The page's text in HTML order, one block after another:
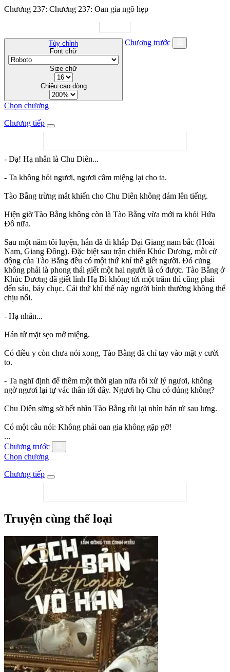
Chương 237: Chương 237: Oan gia ngõ hẹp
Tùy chỉnh
Font chữ
Size chữ
Chiều cao dòng
Chương trước
Chọn chương
Chương tiếp
- Dạ! Hạ nhân là Chu Diên...
- Ta không hỏi ngươi, ngươi câm miệng lại cho ta.
Tào Bằng trừng mắt khiến cho Chu Diên không dám lên tiếng.
Hiện giờ Tào Bằng không còn là Tào Bằng vừa mới ra khỏi Hứa
Đô nữa.
Sau một năm tôi luyện, hắn đã đi khắp Đại Giang nam bắc (Hoài
Nam, Giang Đông). Đặc biệt sau trận chiến Khúc Dương, mỗi cử
động của Tào Bằng đều có một thứ khí thế giết người. Đó cũng
không phải là phong thái giết một hai người là có được. Tào Bằng ở
Khúc Dương đã giết lính Hạ Bì không tới một trăm thì cũng phải
đến sáu, bảy chục. Cái thứ khí thế này người bình thường không thể
chịu nổi.
- Hạ nhân...
Hán tử mặt sẹo mở miệng.
Có điều y còn chưa nói xong, Tào Bằng đã chỉ tay vào mặt y cười
to.
- Ta nghĩ định để thêm một thời gian nữa rồi xử lý ngươi, không
ngờ ngươi lại tự vác thân tới đây. Ngươi họ Chu có đúng không?
Chu Diên sững sờ hết nhìn Tào Bằng rồi lại nhìn hán tử sau lưng.
Có một câu nói: Không phải oan gia không gặp gỡ!
...
Chương trước
Chọn chương
Chương tiếp
Truyện cùng thể loại